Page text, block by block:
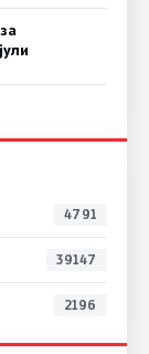
4791
39147
2196